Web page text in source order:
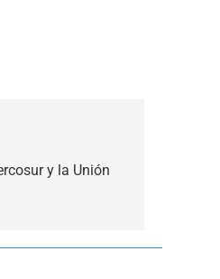
y la Unión